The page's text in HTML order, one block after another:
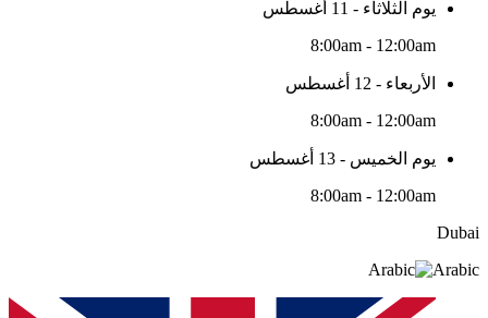
يوم الثلاثاء - 11 أغسطس
8:00am - 12:00am
الأربعاء - 12 أغسطس
8:00am - 12:00am
يوم الخميس - 13 أغسطس
8:00am - 12:00am
Dubai
Arabic